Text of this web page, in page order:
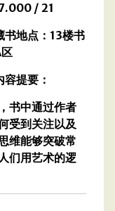
/ 21
地点：13楼书
提要：
书中通过作者
受到关注以及
维能够突破常
们用艺术的逻